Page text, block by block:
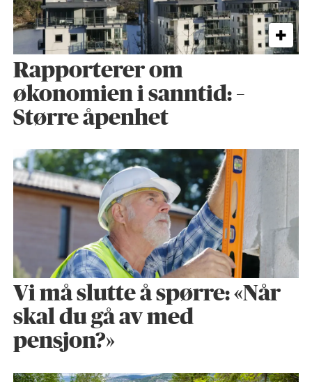
Rapporterer om
økonomien i sanntid: –
Større åpenhet
Vi må slutte å spørre: «Når
skal du gå av med
pensjon?»